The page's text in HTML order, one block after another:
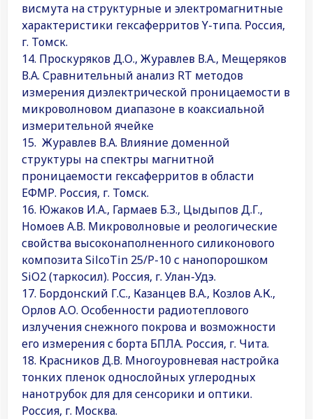
висмута на структурные и электромагнитные
характеристики гексаферритов Y-типа. Россия,
г. Томск.
14. Проскуряков Д.О., Журавлев В.А., Мещеряков
В.А. Сравнительный анализ RT методов
измерения диэлектрической проницаемости в
микроволновом диапазоне в коаксиальной
измерительной ячейке
15. Журавлев В.А. Влияние доменной
структуры на спектры магнитной
проницаемости гексаферритов в области
ЕФМР. Россия, г. Томск.
16. Южаков И.А., Гармаев Б.З., Цыдыпов Д.Г.,
Номоев А.В. Микроволновые и реологические
свойства высоконаполненного силиконового
композита SilcoTin 25/Р-10 с нанопорошком
SiO2 (таркосил). Россия, г. Улан-Удэ.
17. Бордонский Г.С., Казанцев В.А., Козлов А.К.,
Орлов А.О. Особенности радиотеплового
излучения снежного покрова и возможности
его измерения с борта БПЛА. Россия, г. Чита.
18. Красников Д.В. Многоуровневая настройка
тонких пленок однослойных углеродных
нанотрубок для для сенсорики и оптики.
Россия, г. Москва.